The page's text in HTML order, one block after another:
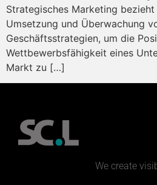
Strategisches Marketing
Umsetzung und Überwachung
Geschäftsstrategien, um die
Wettbewerbsfähigkeit eines
Markt zu […]
We create